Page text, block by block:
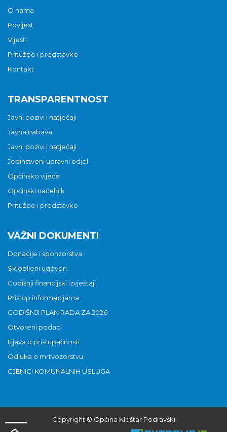
O nama
Povijest
Vijesti
Pritužbe i predstavke
Kontakt
TRANSPARENTNOST
Javni pozivi i natječaji
Javna nabava
Javni pozivi i natječaji
Jedinstveni upravni odjel
Općinsko vijeće
Općinski načelnik
Pritužbe i predstavke
VAŽNI DOKUMENTI
Donacije i sponzorstva
Sklopljeni ugovori
Godišnji financijski izvještaji
Pristup informacijama
GODIŠNJI PLAN RADA ZA 2026
Otvoreni podaci
Izjava o pristupačnosti
Odluka o mrtvozorstvu
CJENICI KOMUNALNIH USLUGA
Copyright © Općina Kloštar Podravski